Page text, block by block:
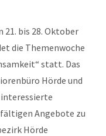
21. bis 28. Oktober
die Themenwoche
statt. Das
Hörde und
Angebote zu
Hörde